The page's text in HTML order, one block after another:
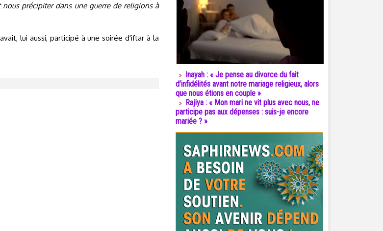
précipiter dans une guerre de religions à
lui aussi, participé à une soirée d'iftar à la
Inayah : « Je pense au divorce du fait
d’infidélités avant notre mariage religieux, alors
que nous étions en couple »
Rajiya : « Mon mari ne vit plus avec nous, ne
participe pas aux dépenses : suis-je encore
mariée ? »